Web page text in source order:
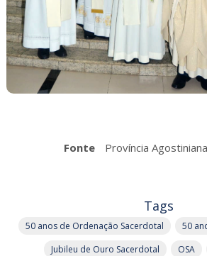
Fonte Província
Tags
50 anos de Ordenação Sacerdotal
50
Jubileu de Ouro Sacerdotal
OSA